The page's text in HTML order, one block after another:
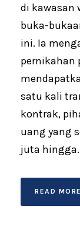
di kawasan
buka-
ini. Ia
pernikahan
satu kali
kontrak,
uang yang
juta
READ MORE